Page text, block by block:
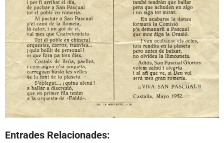
Entrades Relacionades: